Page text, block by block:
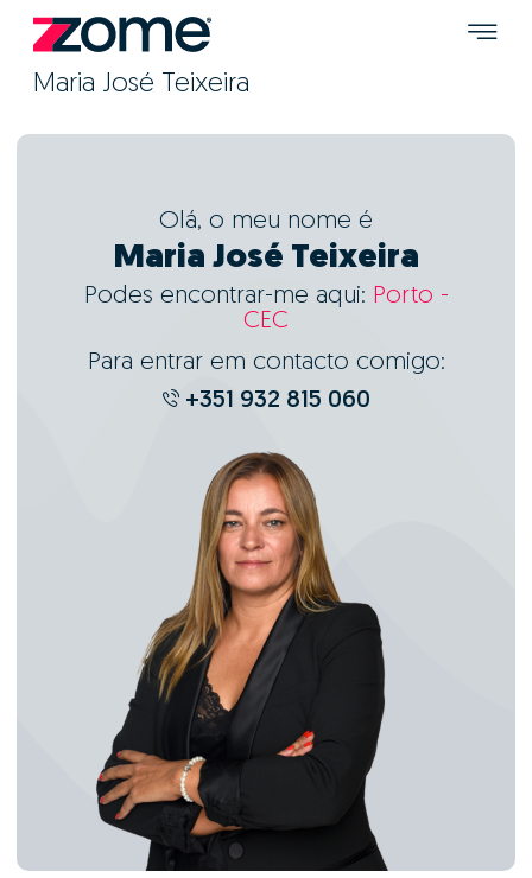
Maria José Teixeira
Olá, o meu nome é
Maria José Teixeira
Podes encontrar-me aqui: Porto -
CEC
Para entrar em contacto comigo:
+351 932 815 060